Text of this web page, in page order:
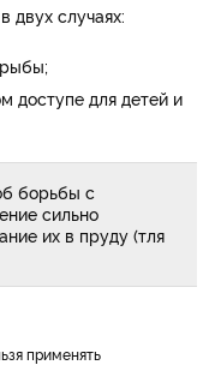
двух случаях:
доступе для детей и
борьбы с
сильно
их в пруду (тля
применять